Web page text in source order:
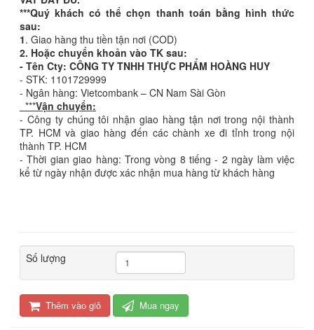
***Quý khách có thể chọn thanh toán bằng hình thức
sau:
1. Giao hàng thu tiền tận nơi (COD)
2. Hoặc chuyển khoản vào TK sau:
- Tên Cty: CÔNG TY TNHH THỰC PHẨM HOÀNG HUY
- STK: 1101729999
- Ngân hàng: Vietcombank – CN Nam Sài Gòn
***Vận chuyển:
- Công ty chúng tôi nhận giao hàng tận nơi trong nội thành
TP. HCM và giao hàng đến các chành xe đi tỉnh trong nội
thành TP. HCM
- Thời gian giao hàng: Trong vòng 8 tiếng - 2 ngày làm việc
kể từ ngày nhận được xác nhận mua hàng từ khách hàng
Số lượng
Thêm vào giỏ Mua ngay